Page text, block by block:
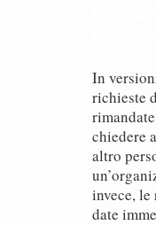
In
richieste
chiedere
altro
invece, le
date